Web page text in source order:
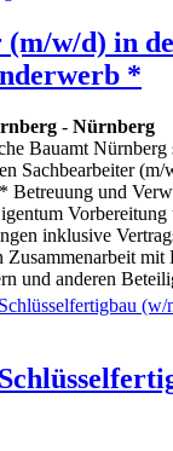
(m/w/d) in
*
- Nürnberg
Bauamt
Sachbearbeiter
Betreuung und
inklusive
Zusammenarbeit mit
und anderen